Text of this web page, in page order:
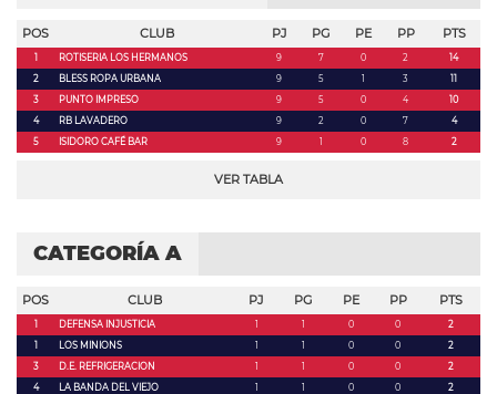
POS CLUB PJ PG PE PP PTS
1 ROTISERIA LOS HERMANOS 9 7 0 2
14
2
BLESS ROPA URBANA 9 5 1 3
11
3
PUNTO IMPRESO 9 5 0 4
10
4
RB LAVADERO 9 2 0 7
4
5
ISIDORO CAFÉ BAR 9 1 0 8 2
VER TABLA
CATEGORÍA A
POS CLUB PJ PG PE PP PTS
1 DEFENSA INJUSTICIA 1 1 0 0
2
1
LOS MINIONS 1 1 0 0
2
3
D.E. REFRIGERACION 1 1 0 0
2
4
LA BANDA DEL VIEJO 1 1 0 0
2